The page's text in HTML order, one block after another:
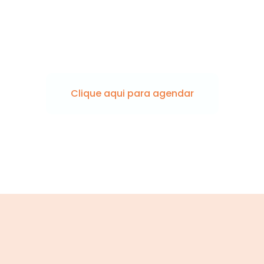
Clique aqui para agendar